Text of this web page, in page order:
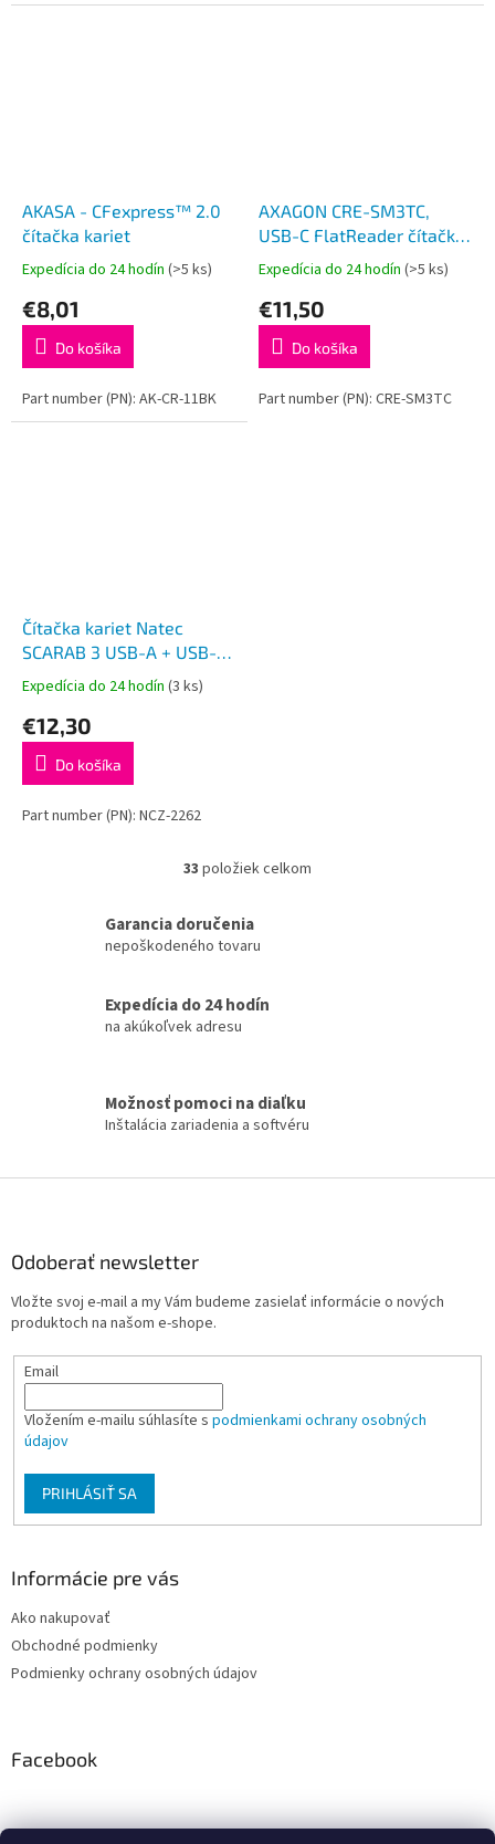
AKASA - CFexpress™ 2.0
čítačka kariet
Expedícia do 24 hodín (>5 ks)
€8,01
Do košíka
Part number (PN): AK-CR-11BK
AXAGON CRE-SM3TC,
USB-C FlatReader čítačka
kontaktných kariet Smart
card (eObčanka), kábel
1.2m
Expedícia do 24 hodín (>5 ks)
€11,50
Do košíka
Part number (PN): CRE-SM3TC
Čítačka kariet Natec
SCARAB 3 USB-A + USB-C
3.1 GEN
1/microSD/microSDHC/microSDXC/SD/SDHC/SDXC/T-
Flash
Expedícia do 24 hodín (3 ks)
€12,30
Do košíka
Part number (PN): NCZ-2262
O
l
á
c
v
k
v
33 položiek celkom
Garancia doručenia
nepoškodeného tovaru
Expedícia do 24 hodín
na akúkoľvek adresu
Možnosť pomoci na diaľku
Inštalácia zariadenia a softvéru
Odoberať newsletter
Vložte svoj e-mail a my Vám budeme zasielať informácie o nových
produktoch na našom e-shope.
Email
Vložením e-mailu súhlasíte s podmienkami ochrany osobných
údajov
PRIHLÁSIŤ SA
Informácie pre vás
Ako nakupovať
Obchodné podmienky
Podmienky ochrany osobných údajov
Facebook